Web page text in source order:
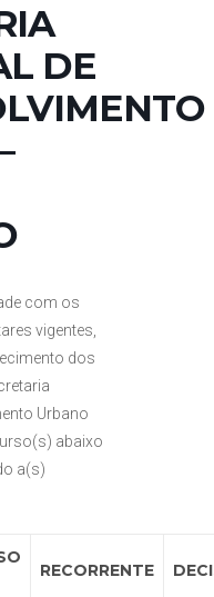
DE
com os
vigentes,
dos
Urbano
abaixo
a(s)
RECORRENTE